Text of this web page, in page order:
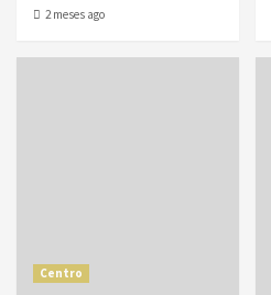
2 meses ago
Centro